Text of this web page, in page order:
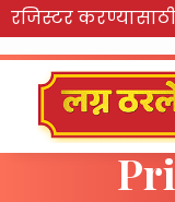
रजिस्टर